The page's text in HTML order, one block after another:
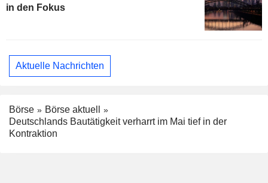
in den Fokus
Aktuelle Nachrichten
Börse
Börse aktuell
Deutschlands Bautätigkeit verharrt im Mai tief in der
Kontraktion